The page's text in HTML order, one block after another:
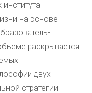
на основе
раскрывается
двух
стратегии